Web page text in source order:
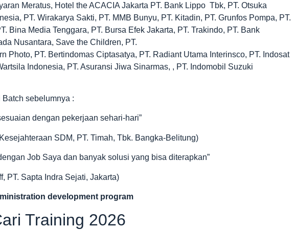
Meratus, Hotel the ACACIA Jakarta PT. Bank Lippo Tbk, PT. Otsuka
PT. Wirakarya Sakti, PT. MMB Bunyu, PT. Kitadin, PT. Grunfos Pompa, PT.
Bina Media Tenggara, PT. Bursa Efek Jakarta, PT. Trakindo, PT. Bank
Nusantara, Save the Children, PT.
Photo, PT. Bertindomas Ciptasatya, PT. Radiant Utama Interinsco, PT. Indosat
Indonesia, PT. Asuransi Jiwa Sinarmas, , PT. Indomobil Suzuki
sebelumnya :
dengan pekerjaan sehari-hari”
SDM, PT. Timah, Tbk. Bangka-Belitung)
Job Saya dan banyak solusi yang bisa diterapkan”
PT. Sapta Indra Sejati, Jakarta)
development program
Training 2026